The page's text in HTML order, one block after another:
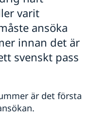
år
varit
ansöka
innan det är
svenskt pass
är det första